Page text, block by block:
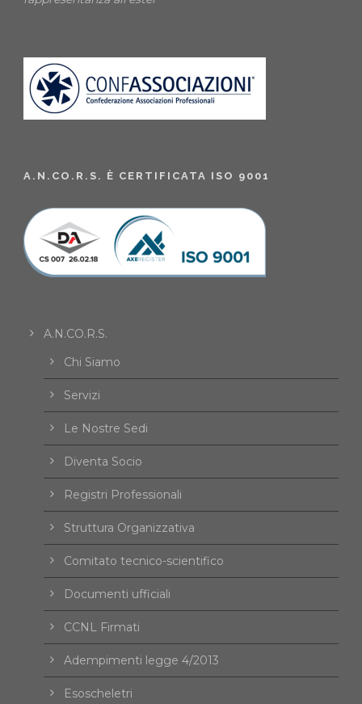
A.N.CO.R.S. È CERTIFICATA ISO 9001
A.N.CO.R.S.
Chi Siamo
Servizi
Le Nostre Sedi
Diventa Socio
Registri Professionali
Struttura Organizzativa
Comitato tecnico-scientifico
Documenti ufficiali
CCNL Firmati
Adempimenti legge 4/2013
Esoscheletri